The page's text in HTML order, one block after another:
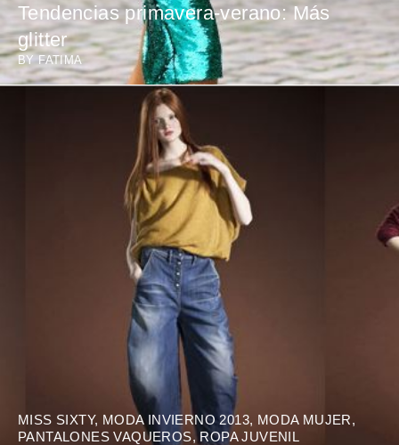
Tendencias primavera-verano: Más
glitter
BY FATIMA
MISS SIXTY, MODA INVIERNO 2013, MODA MUJER,
PANTALONES VAQUEROS,ROPA JUVENIL